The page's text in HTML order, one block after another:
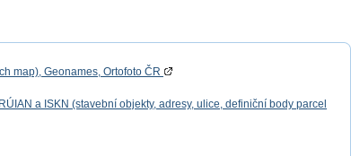
map), Geonames, Ortofoto ČR
a ISKN (stavební objekty, adresy, ulice, definiční body parcel